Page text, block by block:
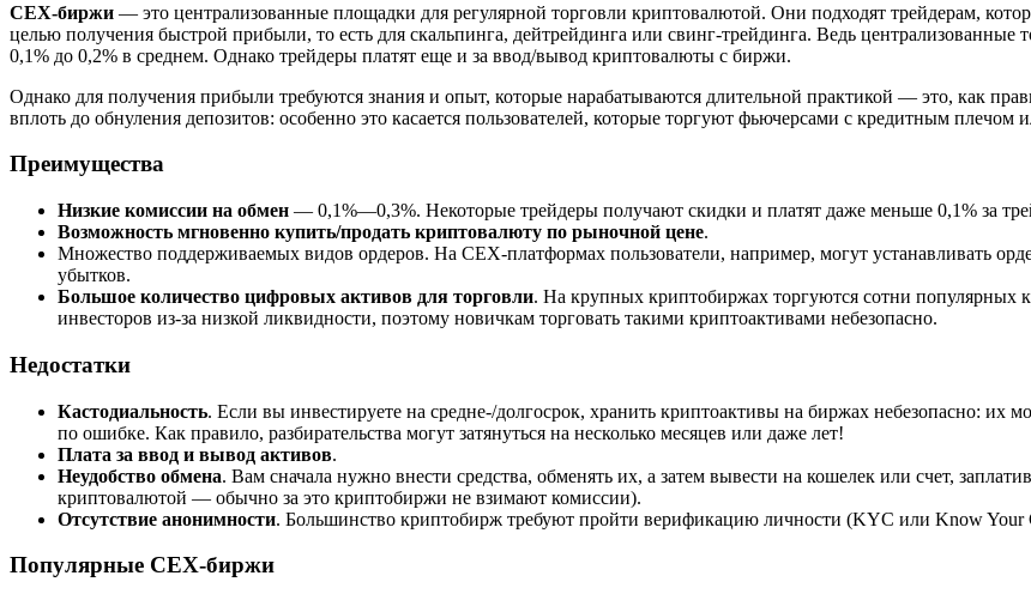
CEX-биржи — это централизованные площадки для регулярной торговли криптовалютой. Они подходят трейдерам,
целью получения быстрой прибыли, то есть для скальпинга, дейтрейдинга или свинг-трейдинга. Ведь
0,1% до 0,2% в среднем. Однако трейдеры платят еще и за ввод/вывод криптовалюты с биржи.
Однако для получения прибыли требуются знания и опыт, которые нарабатываются длительной практикой — это, как
вплоть до обнуления депозитов: особенно это касается пользователей, которые торгуют фьючерсами с кредитным
Преимущества
Низкие комиссии на обмен — 0,1%—0,3%. Некоторые трейдеры получают скидки и платят даже меньше 0,1% за
Возможность мгновенно купить/продать криптовалюту по рыночной цене.
Множество поддерживаемых видов ордеров. На CEX-платформах пользователи, например, могут устанавливать
убытков.
Большое количество цифровых активов для торговли. На крупных криптобиржах торгуются сотни популярных
инвесторов из-за низкой ликвидности, поэтому новичкам торговать такими криптоактивами небезопасно.
Недостатки
Кастодиальность. Если вы инвестируете на средне-/долгосрок, хранить криптоактивы на биржах небезопасно: их
по ошибке. Как правило, разбирательства могут затянуться на несколько месяцев или даже лет!
Плата за ввод и вывод активов.
Неудобство обмена. Вам сначала нужно внести средства, обменять их, а затем вывести на кошелек или счет,
криптовалютой — обычно за это криптобиржи не взимают комиссии).
Отсутствие анонимности. Большинство криптобирж требуют пройти верификацию личности (KYC или Know
Популярные CEX-биржи